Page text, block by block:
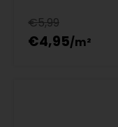
€5,99
€4,95